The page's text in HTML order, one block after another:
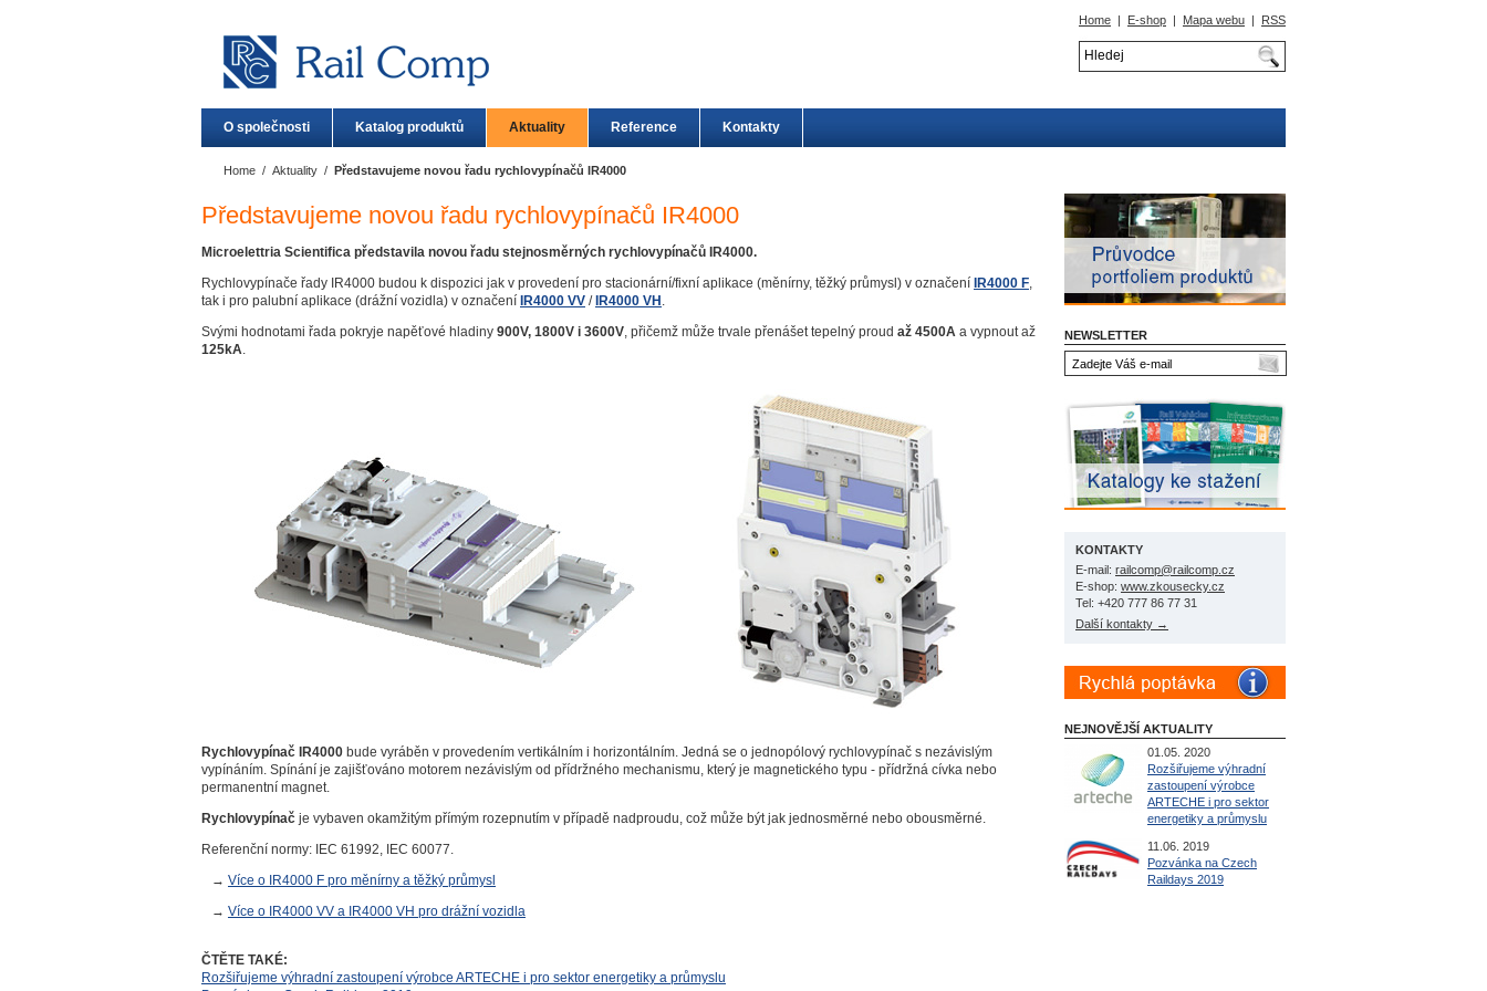
Home | E-shop | Mapa webu | RSS
O společnosti Katalog produktů Aktuality Reference Kontakty
Home / Aktuality / Představujeme novou řadu rychlovypínačů IR4000
Představujeme novou řadu rychlovypínačů IR4000
Microelettria Scientifica představila novou řadu stejnosměrných rychlovypínačů IR4000.
Rychlovypínače řady IR4000 budou k dispozici jak v provedení pro stacionární/fixní aplikace (měnírny, těžký průmysl) v označení IR4000 F,
tak i pro palubní aplikace (drážní vozidla) v označení IR4000 VV / IR4000 VH .
Svými hodnotami řada pokryje napěťové hladiny 900V, 1800V i 3600V, přičemž může trvale přenášet tepelný proud až 4500A a vypnout až
125kA.
Rychlovypínač IR4000 bude vyráběn v provedením vertikálním i horizontálním. Jedná se o jednopólový rychlovypínač s nezávislým
vypínáním. Spínání je zajišťováno motorem nezávislým od přídržného mechanismu, který je magnetického typu - přídržná cívka nebo
permanentní magnet.
Rychlovypínač je vybaven okamžitým přímým rozepnutím v případě nadproudu, což může být jak jednosměrné nebo obousměrné.
Referenční normy: IEC 61992, IEC 60077.
→ Více o IR4000 F pro měnírny a těžký průmysl
→ Více o IR4000 VV a IR4000 VH pro drážní vozidla
ČTĚTE TAKÉ:
Rozšiřujeme výhradní zastoupení výrobce ARTECHE i pro sektor energetiky a průmyslu
NEWSLETTER
KONTAKTY
E-mail: railcomp@railcomp.cz
E-shop: www.zkousecky.cz
Tel: +420 777 86 77 31
Další kontakty →
NEJNOVĚJŠÍ AKTUALITY
01.05. 2020
Rozšiřujeme výhradní
zastoupení výrobce
ARTECHE i pro sektor
energetiky a průmyslu
11.06. 2019
Pozvánka na Czech
Raildays 2019